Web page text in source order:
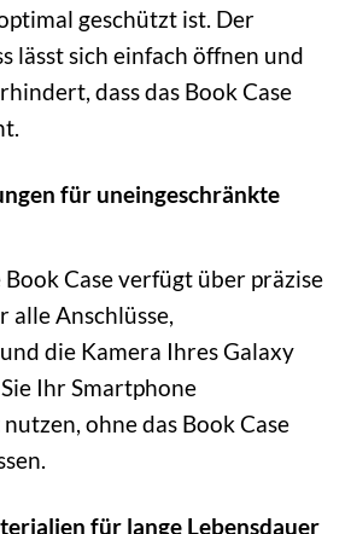
geschützt ist. Der
lässt sich einfach öffnen und
dass das Book Case
für uneingeschränkte
Case verfügt über präzise
alle Anschlüsse,
die Kamera Ihres Galaxy
Ihr Smartphone
ohne das Book Case
für lange Lebensdauer